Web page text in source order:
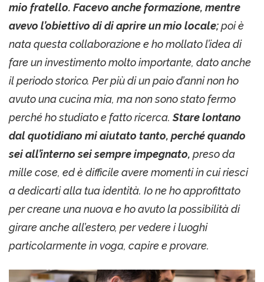
mio fratello. Facevo anche formazione, mentre
avevo l’obiettivo di di aprire un mio locale;poi è
nata questa collaborazione e ho mollato l’idea di
fare un investimento molto importante, dato anche
il periodo storico. Per più di un paio d’anni non ho
avuto una cucina mia, ma non sono stato fermo
perché ho studiato e fatto ricerca.Stare lontano
dal quotidiano mi aiutato tanto, perché quando
sei all’interno sei sempre impegnato, preso da
mille cose, ed è difficile avere momenti in cui riesci
a dedicarti alla tua identità. Io ne ho approfittato
per creane una nuova e ho avuto la possibilità di
girare anche all’estero, per vedere i luoghi
particolarmente in voga, capire e provare.